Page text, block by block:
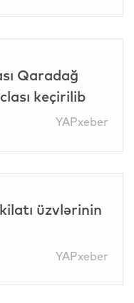
Qaradağ
keçirilib
YAPxeber
üzvlərinin
YAPxeber